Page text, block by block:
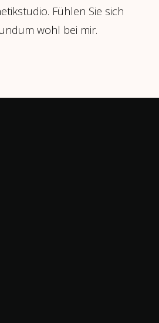
Fühlen Sie sich
wohl bei mir.